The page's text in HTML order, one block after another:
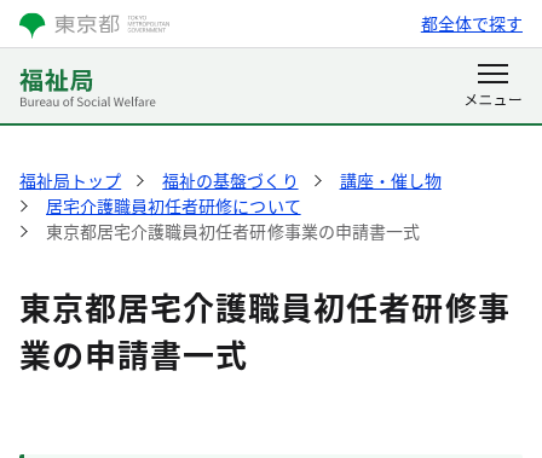
都全体で探す
福祉局トップ 福祉の基盤づくり
講座・催し物
居宅介護職員初任者研修について
東京都居宅介護職員初任者研修事業の申請書一式
東京都居宅介護職員初任者研修事
業の申請書一式